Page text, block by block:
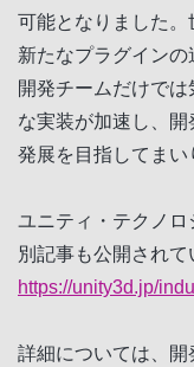
可能となりました。
新たなプラグインの
開発チームだけで
な実装が加速し、
発展を目指してまい
ユニティ・テクノ
別記事も公開されて
https://unity3d.jp/
詳細については、開